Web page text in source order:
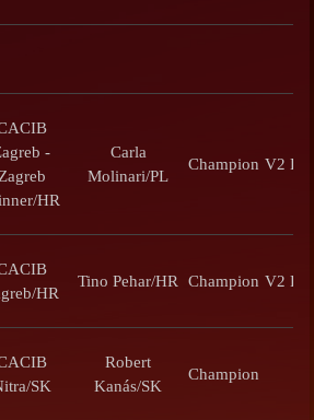
-
Zagreb
HR
Carla
Molinari/PL
Champion V2
HR
Tino Pehar/HR Champion V2
SK
Robert
Kanás/SK
Champion